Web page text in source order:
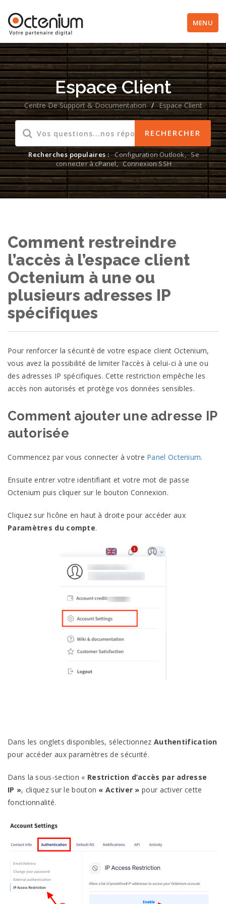
MENU
Espace Client
Centre De Support & Documentation / Espace Client
Recherches populaires : Configuration Outlook, Se
connecter à cPanel, Connexion SSH
Comment restreindre
l’accès à l’espace client
Octenium à une ou
plusieurs adresses IP
spécifiques
Pour renforcer la sécurité de votre espace client Octenium,
vous avez la possibilité de limiter l’accès à celui-ci à une ou
des adresses IP spécifiques. Cette restriction empêche les
accès non autorisés et protège vos données sensibles.
Comment ajouter une adresse IP
autorisée
Commencez par vous connecter à votre Panel Octenium.
Ensuite entrer votre identifiant et votre mot de passe
Octenium puis cliquer sur le bouton Connexion.
Cliquez sur l’icône en haut à droite pour accéder aux
Paramètres du compte.
Dans les onglets disponibles, sélectionnez Authentification
pour accéder aux paramètres de sécurité.
Dans la sous-section « Restriction d’accès par adresse
IP », cliquez sur le bouton « Activer » pour activer cette
fonctionnalité.